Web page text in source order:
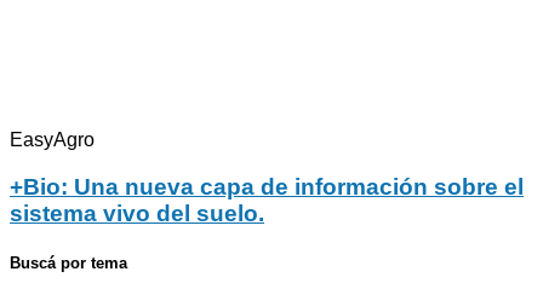
EasyAgro
+Bio: Una nueva capa de información sobre el
sistema vivo del suelo.
Buscá por tema